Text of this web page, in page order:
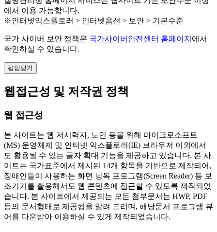
에서 이용 가능합니다.
※인터넷익스플로러 > 인터넷옵션 > 보안 > 기본수준
국가 사이버 보안 정책은 국가사이버안전센터 홈페이지 에서
확인하실 수 있습니다.
팝업닫기
웹접근성 및 저작권 정책
웹 접근성
본 사이트는 웹 저시력자, 노인 등을 위해 마이크로소프트
(MS) 운영체제 및 인터넷 익스플로러(IE) 브라우저 이외에서
도 활용될 수 있는 글자 확대 기능을 제공하고 있습니다. 본 사
이트는 국가표준에서 제시된 14개 항목을 기반으로 제작되어,
장애인들이 사용하는 화면 낭독 프로그램(Screen Reader) 등 보
조기기를 활용해서도 웹 콘텐츠에 접근할 수 있도록 제작되었
습니다. 본 사이트에서 제공되는 모든 첨부문서는 HWP, PDF
등의 문서형태로 제공됨을 알려 드리며, 해당문서 프로그램 뷰
어를 다운받아 이용하실 수 있게 제작되었습니다.